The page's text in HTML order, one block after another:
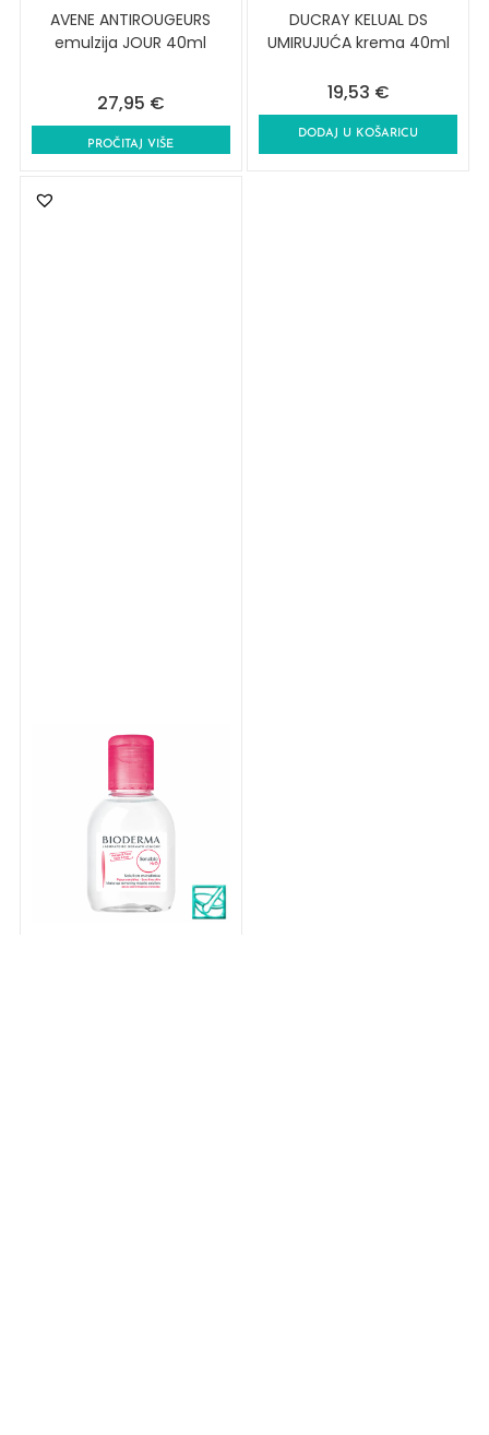
AVENE ANTIROUGEURS
emulzija JOUR 40ml
27,95 €
PROČITAJ VIŠE
DUCRAY KELUAL DS
UMIRUJUĆA krema 40ml
19,53 €
DODAJ U KOŠARICU